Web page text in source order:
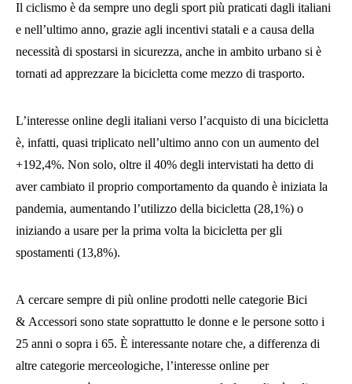
Il ciclismo è da sempre uno degli sport più praticati dagli italiani
e nell’ultimo anno, grazie agli incentivi statali e a causa della
necessità di spostarsi in sicurezza, anche in ambito urbano si è
tornati ad apprezzare la bicicletta come mezzo di trasporto.
L’interesse online degli italiani verso l’acquisto di una bicicletta
è, infatti, quasi triplicato nell’ultimo anno con un aumento del
+192,4%. Non solo, oltre il 40% degli intervistati ha detto di
aver cambiato il proprio comportamento da quando è iniziata la
pandemia, aumentando l’utilizzo della bicicletta (28,1%) o
iniziando a usare per la prima volta la bicicletta per gli
spostamenti (13,8%).
A cercare sempre di più online prodotti nelle categorie Bici
& Accessori sono state soprattutto le donne e le persone sotto i
25 anni o sopra i 65. È interessante notare che, a differenza di
altre categorie merceologiche, l’interesse online per